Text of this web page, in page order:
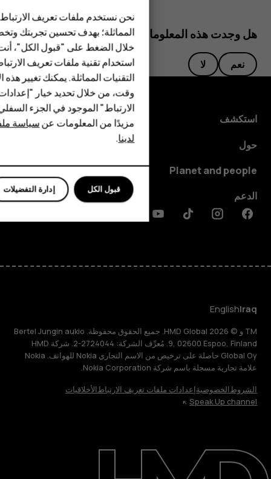
الهواتف المميزة
HMD Terra M
HMD Watch
للأعمال
حول
هل وجدت هذه المعلومات مفيدة؟
نعم لا
استكشف
حول
Planet and people
الدعم
Facebook
Instagram
Tiktok
Youtube
Linkedin
Discord
Iraq
English
TM و © 2026 HMD Global. جميع الحقوق محفوظة. Bertel Jungin aukio
9, 02600 Espoo, Finland. مُعرِّف الشركة: 2724044-2. شركة HMD
Global Oy حاصلة على ترخيص من الاسم التجاري Nokia للهواتف. Nokia
علامة تجارية مسجلة باسم شركة Nokia Corporation.
الشروطالخصوصيةإعدادات ملفات تعريف الارتباطالأخلاقيات
Speak Up channel
نحن نستخدم ملفات تعريف
المماثلة؛ بهدف تحسين تجربتك
خلال الضغط على "قبول الكل"،
استخدام تقنية ملفات تعريف
التقنيات المماثلة. يمكنك تغيير
وقت، من خلال تحديد خيار
الارتباط" الموجود في الجزء
مزيدًا من المعلومات عنسياسة
لدينا.
إدارة التفضيلات قبول الكل